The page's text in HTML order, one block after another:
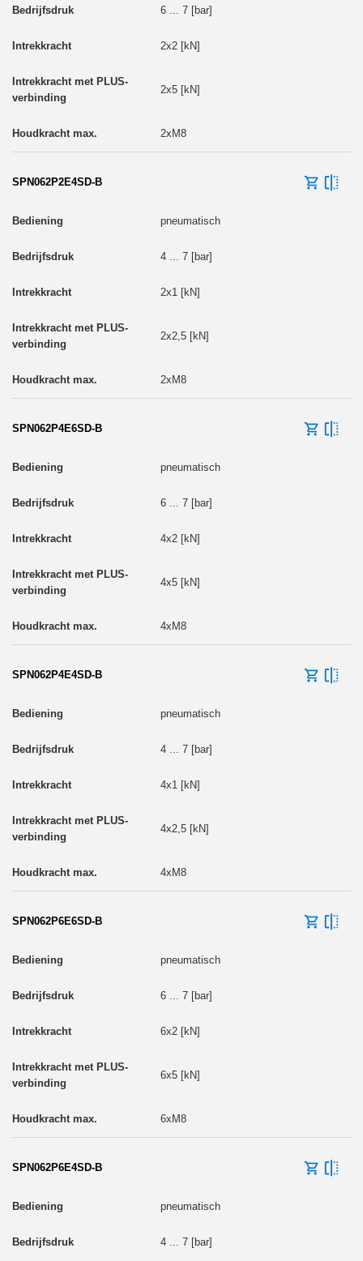
6 ... 7 [bar]
2x2 [kN]
2x5 [kN]
2xM8
SPN062P2E4SD-B
pneumatisch
4 ... 7 [bar]
2x1 [kN]
2x2,5 [kN]
2xM8
SPN062P4E6SD-B
pneumatisch
6 ... 7 [bar]
4x2 [kN]
4x5 [kN]
4xM8
SPN062P4E4SD-B
pneumatisch
4 ... 7 [bar]
4x1 [kN]
4x2,5 [kN]
4xM8
SPN062P6E6SD-B
pneumatisch
6 ... 7 [bar]
6x2 [kN]
6x5 [kN]
6xM8
SPN062P6E4SD-B
pneumatisch
4 ... 7 [bar]